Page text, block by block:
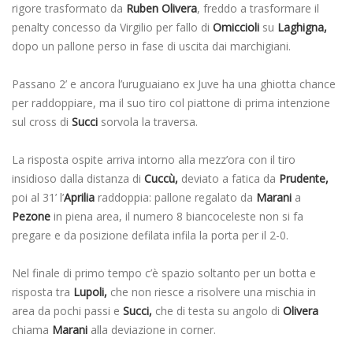
rigore trasformato da Ruben Olivera, freddo a trasformare il
penalty concesso da Virgilio per fallo di Omiccioli su Laghigna,
dopo un pallone perso in fase di uscita dai marchigiani.
Passano 2’ e ancora l’uruguaiano ex Juve ha una ghiotta chance
per raddoppiare, ma il suo tiro col piattone di prima intenzione
sul cross di Succi sorvola la traversa.
La risposta ospite arriva intorno alla mezz’ora con il tiro
insidioso dalla distanza di Cuccù, deviato a fatica da Prudente,
poi al 31’ l’Aprilia raddoppia: pallone regalato da Marani a
Pezone in piena area, il numero 8 biancoceleste non si fa
pregare e da posizione defilata infila la porta per il 2-0.
Nel finale di primo tempo c’è spazio soltanto per un botta e
risposta tra Lupoli, che non riesce a risolvere una mischia in
area da pochi passi e Succi, che di testa su angolo di Olivera
chiama Marani alla deviazione in corner.